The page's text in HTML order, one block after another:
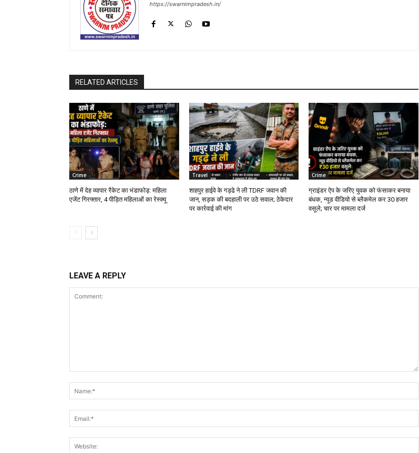
https://swarnimpradesh.in/
RELATED ARTICLES
Crime
ठाणे में देह व्यापार रैकेट का भंडाफोड़: महिला
एजेंट गिरफ्तार, 4 पीड़ित महिलाओं का रेस्क्यू
Travel
शाहपुर हाईवे के गड्ढे ने ली TDRF जवान की
जान, सड़क की बदहाली पर उठे सवाल; ठेकेदार
पर कार्रवाई की मांग
Crime
ग्राइंडर ऐप के जरिए युवक को फंसाकर बनाया
बंधक, न्यूड वीडियो से ब्लैकमेल कर ₹30 हजार
वसूले; चार पर मामला दर्ज
LEAVE A REPLY